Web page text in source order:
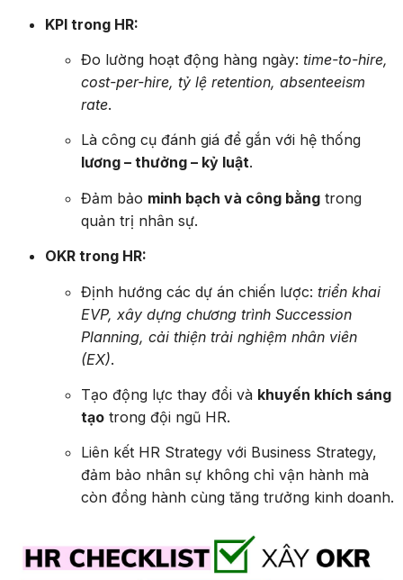
KPI trong HR:
Đo lường hoạt động hàng ngày: time-to-hire,
cost-per-hire, tỷ lệ retention, absenteeism
rate.
Là công cụ đánh giá để gắn với hệ thống
lương – thưởng – kỷ luật.
Đảm bảo minh bạch và công bằng trong
quản trị nhân sự.
OKR trong HR:
Định hướng các dự án chiến lược: triển khai
EVP, xây dựng chương trình Succession
Planning, cải thiện trải nghiệm nhân viên
(EX).
Tạo động lực thay đổi và khuyến khích sáng
tạo trong đội ngũ HR.
Liên kết HR Strategy với Business Strategy,
đảm bảo nhân sự không chỉ vận hành mà
còn đồng hành cùng tăng trưởng kinh doanh.